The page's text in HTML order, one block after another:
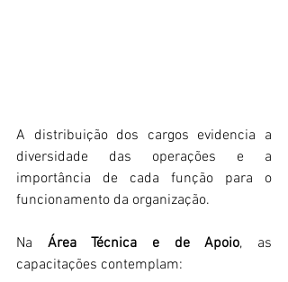
A distribuição dos cargos evidencia a
diversidade das operações e a
importância de cada função para o
funcionamento da organização.
Na Área Técnica e de Apoio, as
capacitações contemplam: